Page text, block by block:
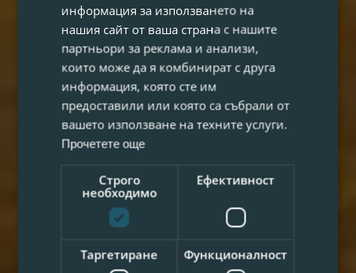
информация за използването на
нашия сайт от ваша страна с нашите
партньори за реклама и анализи,
които може да я комбинират с друга
информация, която сте им
предоставили или която са събрали от
вашето използване на техните услуги.
Прочетете още
Строго
необходимо
Ефективност
Таргетиране Функционалност